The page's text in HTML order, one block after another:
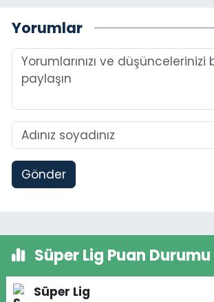
Yorumlar
Gönder
Süper Lig Puan Durumu
Süper Lig